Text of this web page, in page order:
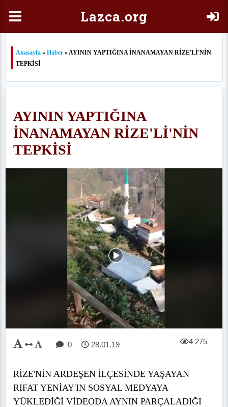
Lazca.org
Anasayfa » Haber » AYININ YAPTIĞINA İNANAMAYAN RİZE'Lİ'NİN
TEPKİSİ
AYININ YAPTIĞINA
İNANAMAYAN RİZE'Lİ'NİN
TEPKİSİ
0 28.01.19 4 275
RİZE'NİN ARDEŞEN İLÇESİNDE YAŞAYAN
RIFAT YENİAY'IN SOSYAL MEDYAYA
YÜKLEDİĞİ VİDEODA AYNIN PARÇALADIĞI